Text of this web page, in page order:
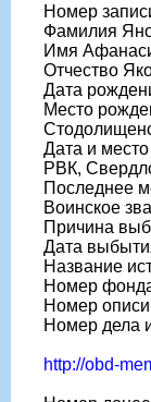
Номер
Фамилия
Имя
Отчество
Дата
Место
Дата и
РВК,
Последнее
Воинское
Причина
Дата
Название
Номер
Номер
Номер дела
http://obd-